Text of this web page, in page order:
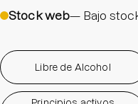
Stock web— Bajo
Libre de Alcohol